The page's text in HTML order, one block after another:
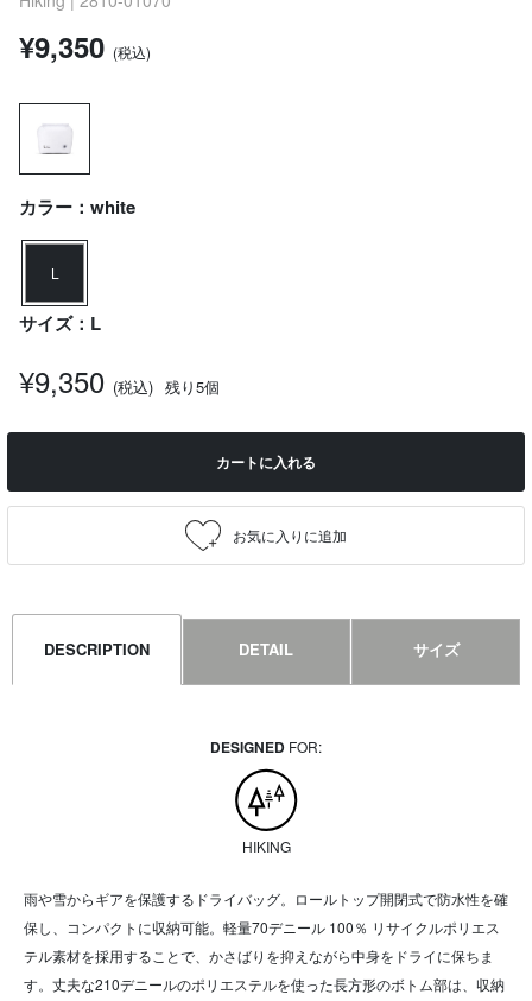
¥9,350 (税込)
カラー：white
L
サイズ：L
¥9,350 (税込) 残り5個
カートに入れる
DESCRIPTION DETAIL サイズ
DESIGNED FOR:
HIKING
雨や雪からギアを保護するドライバッグ。ロールトップ開閉式で防水性を確
保し、コンパクトに収納可能。軽量70デニール 100％ リサイクルポリエス
テル素材を採用することで、かさばりを抑えながら中身をドライに保ちま
す。丈夫な210デニールのポリエステルを使った長方形のボトム部は、収納